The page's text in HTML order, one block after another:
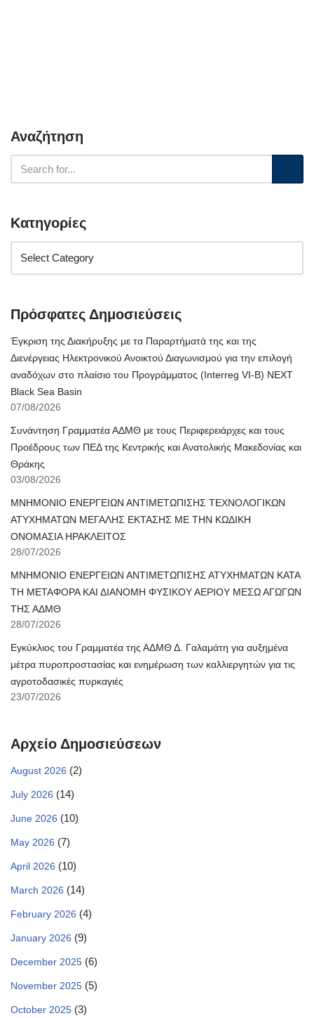
Αναζήτηση
Κατηγορίες
Πρόσφατες Δημοσιεύσεις
Έγκριση της Διακήρυξης με τα Παραρτήματά της και της
Διενέργειας Ηλεκτρονικού Ανοικτού Διαγωνισμού για την επιλογή
αναδόχων στο πλαίσιο του Προγράμματος (Interreg VI-B) NEXT
Black Sea Basin
07/08/2026
Συνάντηση Γραμματέα ΑΔΜΘ με τους Περιφερειάρχες και τους
Προέδρους των ΠΕΔ της Κεντρικής και Ανατολικής Μακεδονίας και
Θράκης
03/08/2026
ΜΝΗΜΟΝΙΟ ΕΝΕΡΓΕΙΩΝ ΑΝΤΙΜΕΤΩΠΙΣΗΣ ΤΕΧΝΟΛΟΓΙΚΩΝ
ΑΤΥΧΗΜΑΤΩΝ ΜΕΓΑΛΗΣ ΕΚΤΑΣΗΣ ΜΕ ΤΗΝ ΚΩΔΙΚΗ
ΟΝΟΜΑΣΙΑ ΗΡΑΚΛΕΙΤΟΣ
28/07/2026
ΜΝΗΜΟΝΙΟ ΕΝΕΡΓΕΙΩΝ ΑΝΤΙΜΕΤΩΠΙΣΗΣ ΑΤΥΧΗΜΑΤΩΝ ΚΑΤΑ
ΤΗ ΜΕΤΑΦΟΡΑ ΚΑΙ ΔΙΑΝΟΜΗ ΦΥΣΙΚΟΥ ΑΕΡΙΟΥ ΜΕΣΩ ΑΓΩΓΩΝ
ΤΗΣ ΑΔΜΘ
28/07/2026
Εγκύκλιος του Γραμματέα της ΑΔΜΘ Δ. Γαλαμάτη για αυξημένα
μέτρα πυροπροστασίας και ενημέρωση των καλλιεργητών για τις
αγροτοδασικές πυρκαγιές
23/07/2026
Αρχείο Δημοσιεύσεων
August 2026 (2)
July 2026 (14)
June 2026 (10)
May 2026 (7)
April 2026 (10)
March 2026 (14)
February 2026 (4)
January 2026 (9)
December 2025 (6)
November 2025 (5)
October 2025 (3)